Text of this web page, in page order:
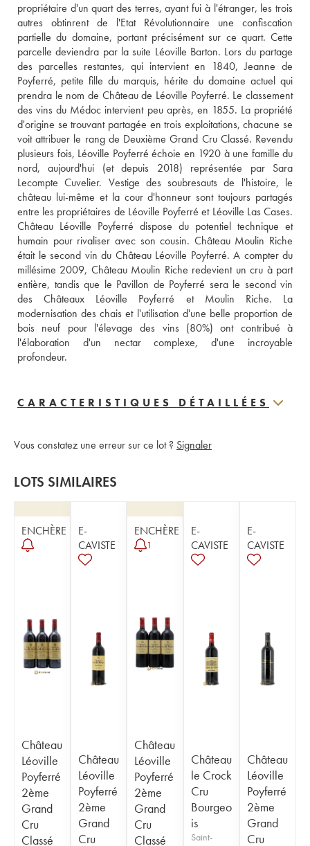
propriétaire d'un quart des terres, ayant fui à l'étranger, les trois
autres obtinrent de l'Etat Révolutionnaire une confiscation
partielle du domaine, portant précisément sur ce quart. Cette
parcelle deviendra par la suite Léoville Barton. Lors du partage
des parcelles restantes, qui intervient en 1840, Jeanne de
Poyferré, petite fille du marquis, hérite du domaine actuel qui
prendra le nom de Château de Léoville Poyferré. Le classement
des vins du Médoc intervient peu après, en 1855. La propriété
d'origine se trouvant partagée en trois exploitations, chacune se
voit attribuer le rang de Deuxième Grand Cru Classé. Revendu
plusieurs fois, Léoville Poyferré échoie en 1920 à une famille du
nord, aujourd'hui (et depuis 2018) représentée par Sara
Lecompte Cuvelier. Vestige des soubresauts de l'histoire, le
château lui-même et la cour d'honneur sont toujours partagés
entre les propriétaires de Léoville Poyferré et Léoville Las Cases.
Château Léoville Poyferré dispose du potentiel technique et
humain pour rivaliser avec son cousin. Château Moulin Riche
était le second vin du Château Léoville Poyferré. A compter du
millésime 2009, Château Moulin Riche redevient un cru à part
entière, tandis que le Pavillon de Poyferré sera le second vin
des Châteaux Léoville Poyferré et Moulin Riche. La
modernisation des chais et l'utilisation d'une belle proportion de
bois neuf pour l'élevage des vins (80%) ont contribué à
l'élaboration d'un nectar complexe, d'une incroyable
profondeur.
CARACTERISTIQUES DÉTAILLÉES
Vous constatez une erreur sur ce lot ? Signaler
LOTS SIMILAIRES
ENCHÈRE
Château
Léoville
Poyferré
2ème
Grand
Cru
Classé
E-
CAVISTE
Château
Léoville
Poyferré
2ème
Grand
Cru
ENCHÈRE
1
Château
Léoville
Poyferré
2ème
Grand
Cru
Classé
E-
CAVISTE
Château
le Crock
Cru
Bourgeo
is
Saint-
E-
CAVISTE
Château
Léoville
Poyferré
2ème
Grand
Cru